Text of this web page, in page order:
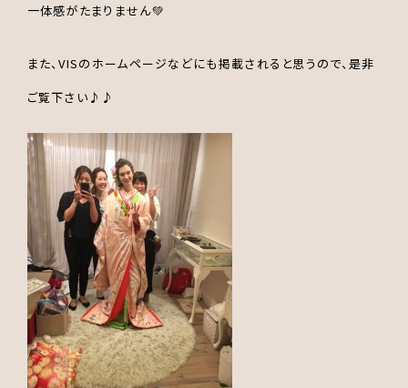
一体感がたまりません💚
また、VISのホームページなどにも掲載されると思うので、是非
ご覧下さい♪♪